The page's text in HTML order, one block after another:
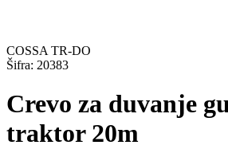
COSSA TR-DO
Šifra: 20383
Crevo za duvanje
traktor 20m